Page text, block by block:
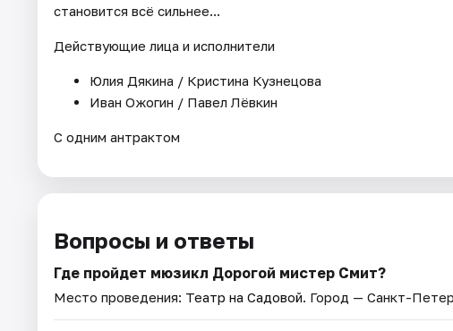
становится всё сильнее...
Действующие лица и исполнители
Юлия Дякина / Кристина Кузнецова
Иван Ожогин / Павел Лёвкин
С одним антрактом
Вопросы и ответы
Где пройдет мюзикл Дорогой мистер Смит?
Место проведения: Театр на Садовой. Город — Санкт-